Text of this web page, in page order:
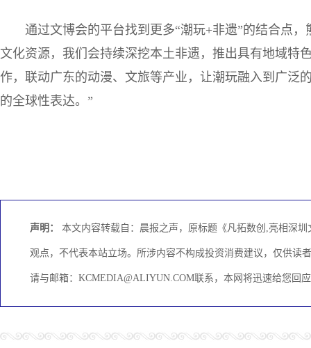
通过文博会的平台找到更多“潮玩+非遗”的结合点
文化资源，我们会持续深挖本土非遗，推出具有地域特
作，联动广东的动漫、文旅等产业，让潮玩融入到广泛
的全球性表达。”
声明： 本文内容转载自：晨报之声，原标题《凡拓数创,亮相深
观点，不代表本站立场。所涉内容不构成投资消费建议，仅供读
请与邮箱：KCMEDIA@ALIYUN.COM联系，本网将迅速给您回